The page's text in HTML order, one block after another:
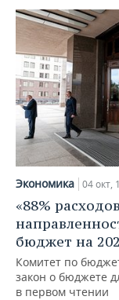
Экономика 04 окт,
«88%
бюджет на
Комитет по
закон о бюджете
в первом чтении